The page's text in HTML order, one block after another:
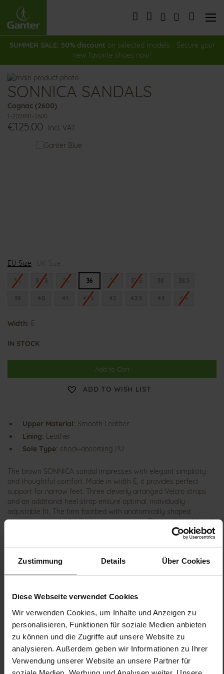
Zustimmung Details Über Cookies
Diese Webseite verwendet Cookies
Wir verwenden Cookies, um Inhalte und Anzeigen zu
personalisieren, Funktionen für soziale Medien anbieten
zu können und die Zugriffe auf unsere Website zu
analysieren. Außerdem geben wir Informationen zu Ihrer
Verwendung unserer Website an unsere Partner für
Content
My Cart
SUMMER SALE: 50% discount on selected models - Secure your
new favorite shoes now!
SONNICA SANDALS
Cognac (2600)
1-202891-2600
€125.00
Incl. VAT
o
i
EU Size
34 34.5 35 36 37 37.5
41.5 44
Width: E
IN STOCK
Add to Cart
ADD TO WISH LIST
Upper Material: Smooth Leather
Lining: Leather
Sole Type: shock-absorbing PU
The brown SONNICA sandal impresses with elegant simplicity
and thoughtful comfort. Made in width E, it provides perfect
support for narrow feet. Three cleverly arranged Velcro straps
and an additional heel strap ensure optimal, individually
adjustable fit. The firm footbed with anatomically shaped
contours supports the foot with every step. The black cushioned
sole complements the elegant brown smooth leather and
ensures gentle walking – ideal for warm city days, strolling, or
InformationLeather
Made in Europe, Lining / Insole (vegetable /
chrome free)
Fixed footbed, Made in Europe
Skip
to
the
end
of
the
Skip
to
the
beginning
of